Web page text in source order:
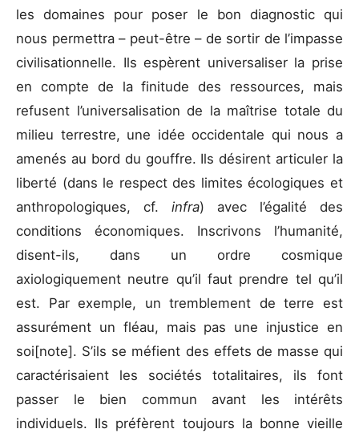
les domaines pour poser le bon diagnostic qui
nous permettra – peut-être – de sortir de l’impasse
civilisationnelle. Ils espèrent universaliser la prise
en compte de la finitude des ressources, mais
refusent l’universalisation de la maîtrise totale du
milieu terrestre, une idée occidentale qui nous a
amenés au bord du gouffre. Ils désirent articuler la
liberté (dans le respect des limites écologiques et
anthropologiques, cf. infra) avec l’égalité des
conditions économiques. Inscrivons l’humanité,
disent-ils, dans un ordre cosmique
axiologiquement neutre qu’il faut prendre tel qu’il
est. Par exemple, un tremblement de terre est
assurément un fléau, mais pas une injustice en
soi[note]. S’ils se méfient des effets de masse qui
caractérisaient les sociétés totalitaires, ils font
passer le bien commun avant les intérêts
individuels. Ils préfèrent toujours la bonne vieille